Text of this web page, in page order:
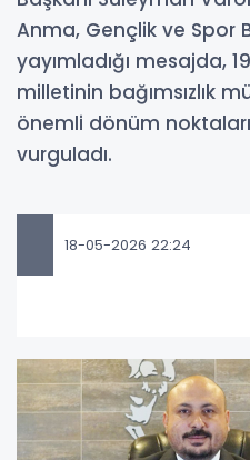
Anma, Gençlik ve Spor
yayımladığı mesajda,
milletinin bağımsızlık
önemli dönüm
vurguladı.
18-05-2026 22:24